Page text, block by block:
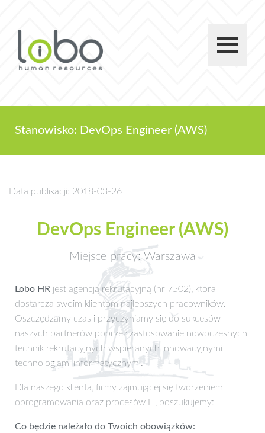
Stanowisko: DevOps Engineer (AWS)
Data publikacji: 2018-03-26
DevOps Engineer (AWS)
Miejsce pracy: Warszawa
Lobo HR jest agencją rekrutacyjną (nr 7502), która
dostarcza swoim klientom najlepszych pracowników.
Oszczędzamy czas i przyczyniamy się do sukcesów
naszych partnerów poprzez zastosowanie nowoczesnych
technik rekrutacyjnych wspieranych innowacyjnymi
technologiami informatycznymi.
Dla naszego klienta, firmy zajmującej się tworzeniem
oprogramowania oraz procesów IT, poszukujemy:
Co będzie należało do Twoich obowiązków: